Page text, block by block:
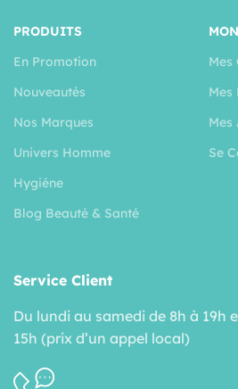
PRODUITS
En Promotion
Nouveautés
Nos Marques
Univers Homme
Hygiéne
Blog Beauté & Santé
Mes
Mes
Mes
Se
Service Client
Du lundi au samedi de 8h à 19h
15h (prix d’un appel local)